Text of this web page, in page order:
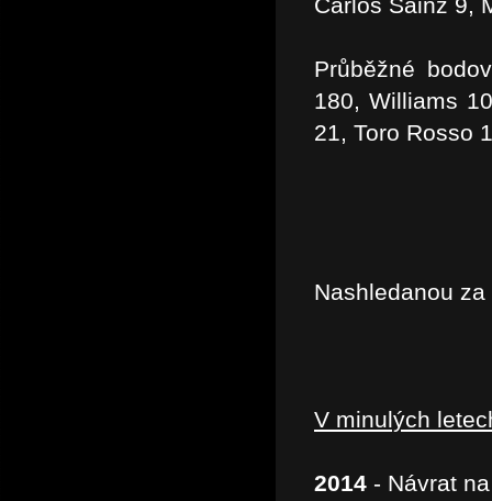
Průběžné
180, Williams
21, Toro Rosso
Nashledanou
V minulých
2014 - Návrat